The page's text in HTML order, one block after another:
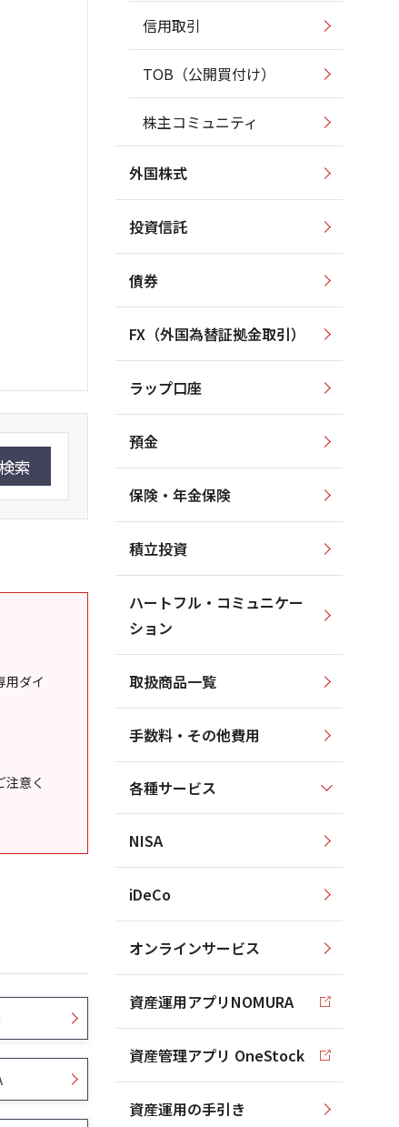
検索
用ダイ
意く
信用取引
TOB（公開買付け）
株主コミュニティ
外国株式
投資信託
債券
FX（外国為替証拠金取引）
ラップ口座
預金
保険・年金保険
積立投資
ハートフル・コミュニケー
ション
取扱商品一覧
手数料・その他費用
各種サービス
NISA
iDeCo
オンラインサービス
資産運用アプリNOMURA
資産管理アプリ OneStock
資産運用の手引き